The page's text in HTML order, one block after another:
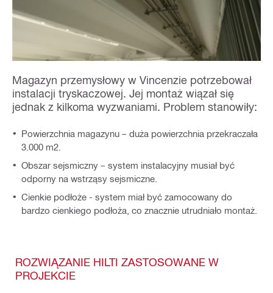
Magazyn przemysłowy w Vincenzie potrzebował
instalacji tryskaczowej. Jej montaż wiązał się
jednak z kilkoma wyzwaniami. Problem stanowiły:
Powierzchnia magazynu – duża powierzchnia przekraczała
3.000 m2.
Obszar sejsmiczny – system instalacyjny musiał być
odporny na wstrząsy sejsmiczne.
Cienkie podłoże - system miał być zamocowany do
bardzo cienkiego podłoża, co znacznie utrudniało montaż.
ROZWIĄZANIE HILTI ZASTOSOWANE W
PROJEKCIE